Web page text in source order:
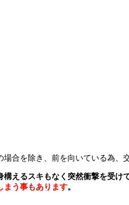
合を除き、前を向いている為、
えるスキもなく突然衝撃を受け
まう事もあります。